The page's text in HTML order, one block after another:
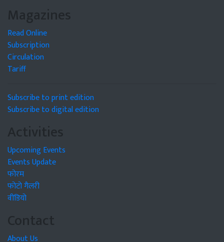
Magazines
Read Online
Subscription
Circulation
Tariff
Subscribe to print edition
Subscribe to digital edition
Activities
Upcoming Events
Events Update
फोरम
फोटो गैलरी
वीडियो
Contact
About Us